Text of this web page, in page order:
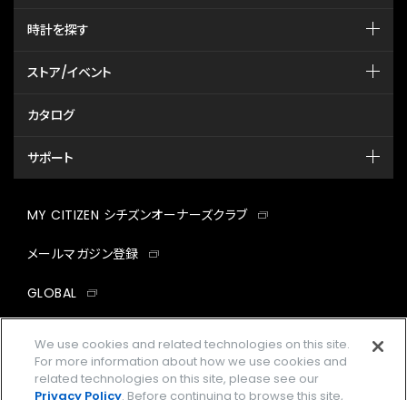
時計を探す
ストア/イベント
カタログ
サポート
MY CITIZEN シチズンオーナーズクラブ
メールマガジン登録
GLOBAL
facebookinstagramtwitter
We use cookies and related technologies on this site.
For more information about how we use cookies and
related technologies on this site, please see our
Privacy Policy. Before continuing to browse this site,